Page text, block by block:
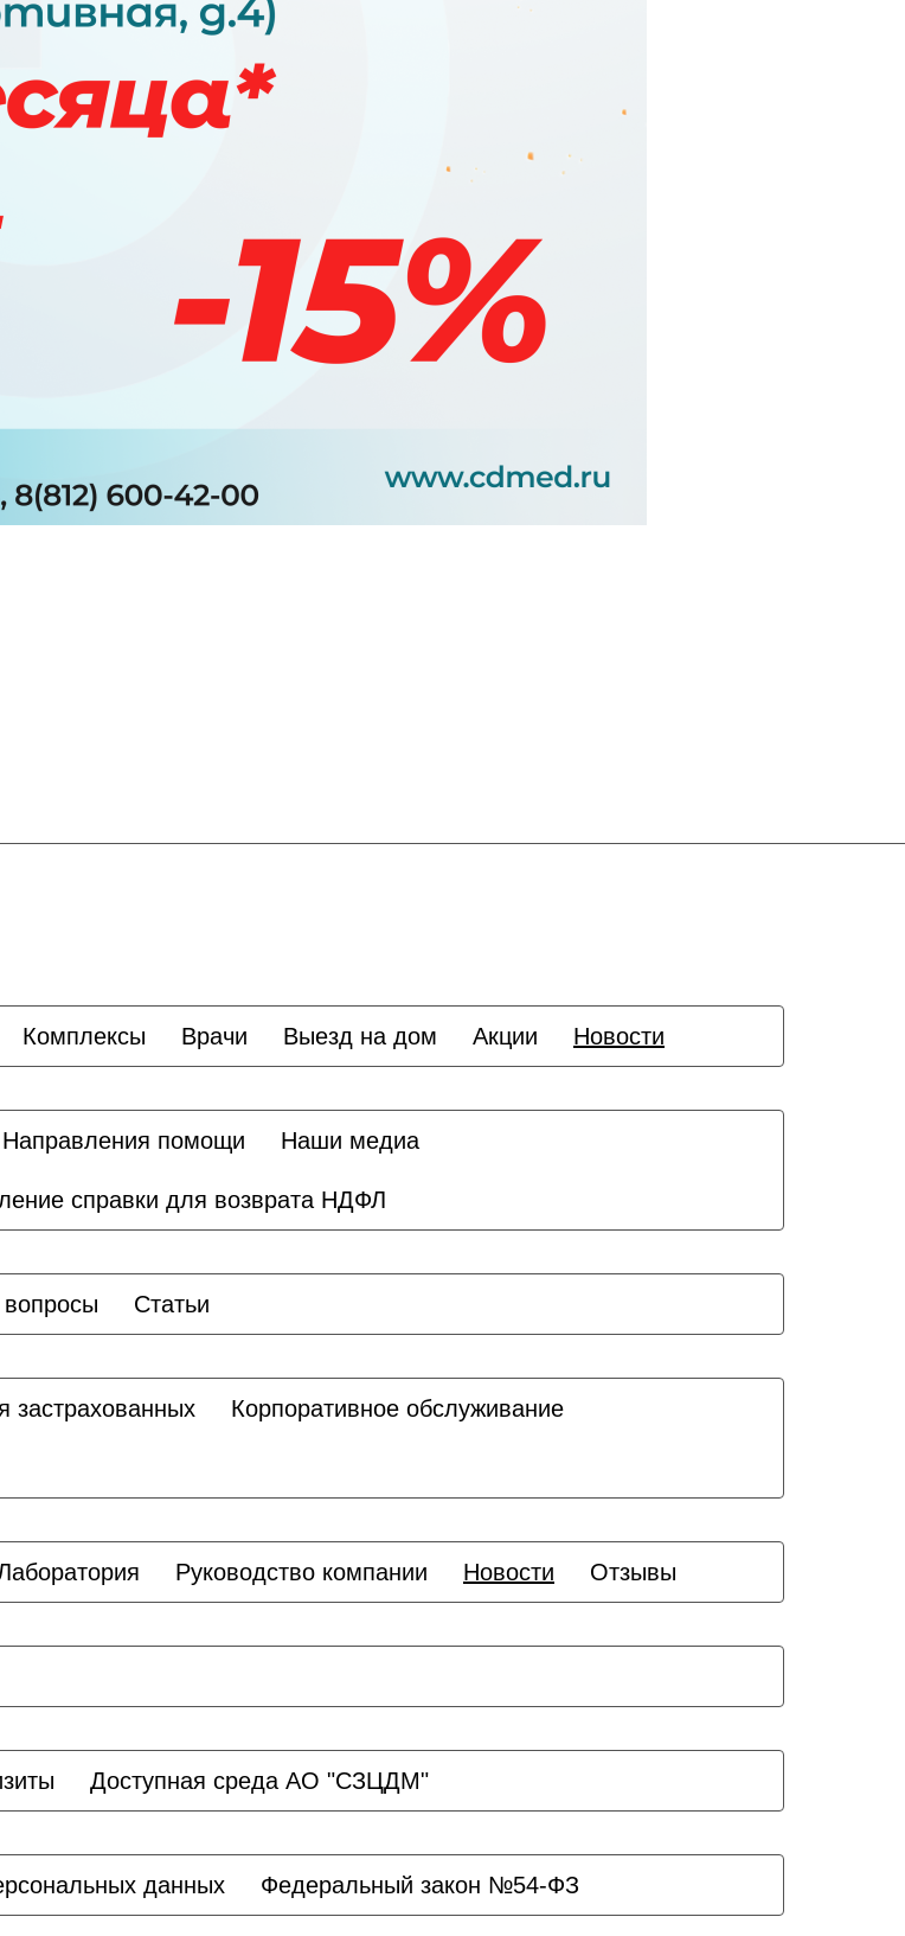
Комплексы Врачи Выезд на дом Акции Новости
Направления помощи Наши медиа
справки для возврата НДФЛ
Статьи
Корпоративное обслуживание
Руководство компании Новости Отзывы
Доступная среда АО "СЗЦДМ"
данных Федеральный закон №54-ФЗ